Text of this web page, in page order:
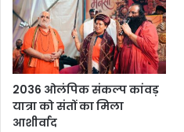
2036 ओलंपिक संकल्प कांवड़
यात्रा को संतों का मिला
आशीर्वाद